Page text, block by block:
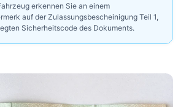
erkennen Sie an einem
auf der Zulassungsbescheinigung Teil 1,
Sicherheitscode des Dokuments.